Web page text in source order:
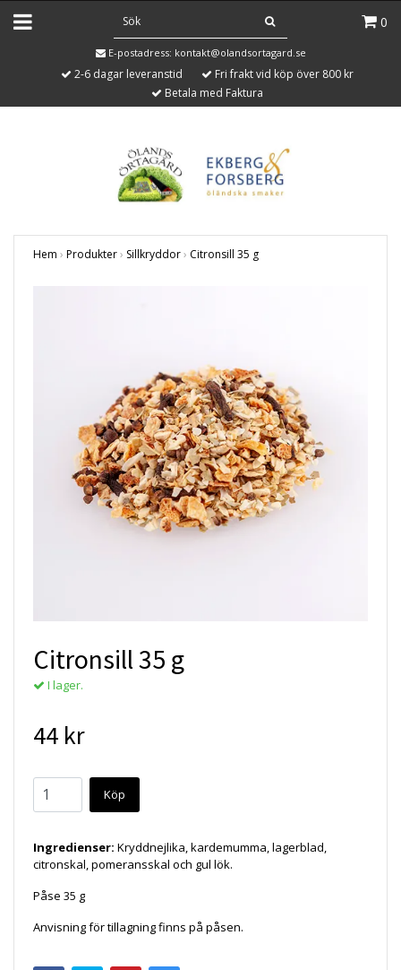
0
E-postadress: kontakt@olandsortagard.se
2-6 dagar leveranstid
Fri frakt vid köp över 800 kr
Betala med Faktura
Hem › Produkter› Sillkryddor› Citronsill 35 g
Citronsill 35 g
I lager.
44 kr
Köp
Ingredienser: Kryddnejlika, kardemumma, lagerblad,
citronskal, pomeransskal och gul lök.
Påse 35 g
Anvisning för tillagning finns på påsen.